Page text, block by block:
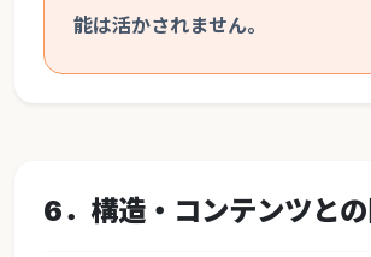
能は活かされません。
6．構造・コンテンツと